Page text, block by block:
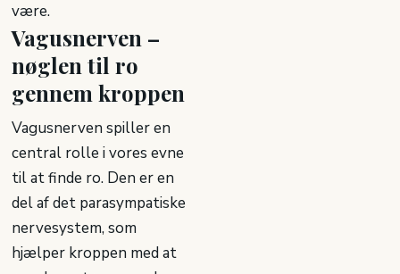
være.
Vagusnerven –
nøglen til ro
gennem kroppen
Vagusnerven spiller en
central rolle i vores evne
til at finde ro. Den er en
del af det parasympatiske
nervesystem, som
hjælper kroppen med at